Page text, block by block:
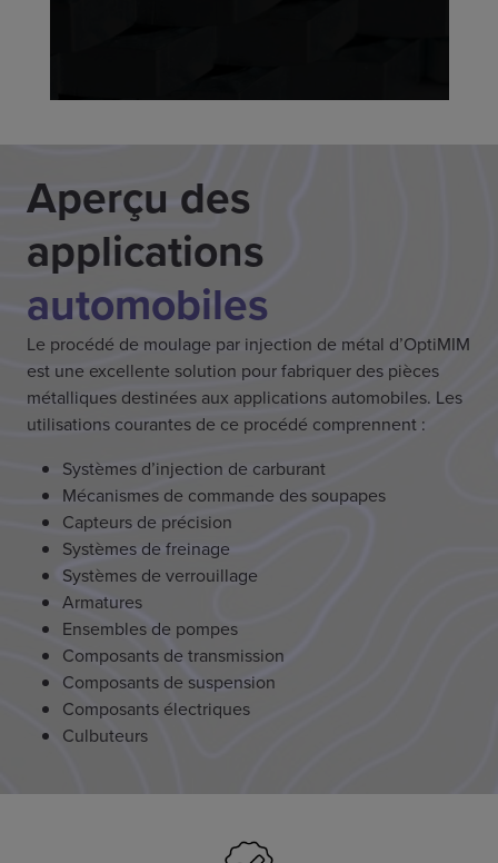
Aperçu des
applications
automobiles
Le procédé de moulage par injection de métal d’OptiMIM
est une excellente solution pour fabriquer des pièces
métalliques destinées aux applications automobiles. Les
utilisations courantes de ce procédé comprennent :
Systèmes d’injection de carburant
Mécanismes de commande des soupapes
Capteurs de précision
Systèmes de freinage
Systèmes de verrouillage
Armatures
Ensembles de pompes
Composants de transmission
Composants de suspension
Composants électriques
Culbuteurs